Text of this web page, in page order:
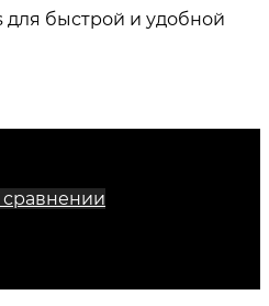
быстрой и удобной
сравнении